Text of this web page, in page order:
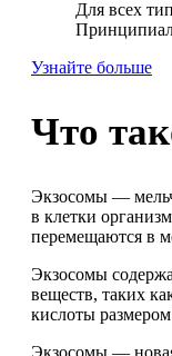
Для всех
Узнайте больше
Что
Экзосомы —
в клетки
перемещаются в
Экзосомы
веществ, таких
кислоты
Экзосомы —